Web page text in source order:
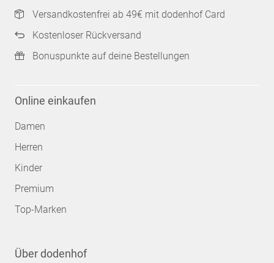
Versandkostenfrei ab 49€ mit dodenhof Card
Kostenloser Rückversand
Bonuspunkte auf deine Bestellungen
Online einkaufen
Damen
Herren
Kinder
Premium
Top-Marken
Über dodenhof